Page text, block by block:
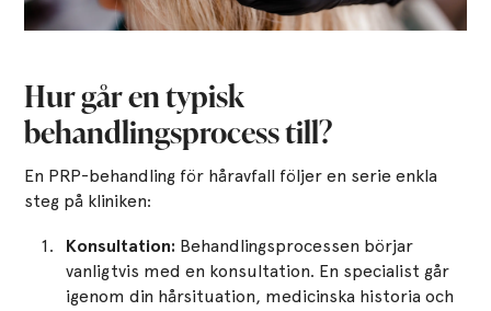
Hur går en typisk
behandlingsprocess till?
En PRP-behandling för håravfall följer en serie enkla
steg på kliniken:
Konsultation: Behandlingsprocessen börjar
vanligtvis med en konsultation. En specialist går
igenom din hårsituation, medicinska historia och